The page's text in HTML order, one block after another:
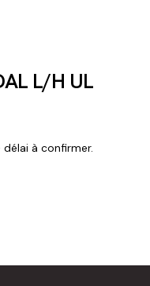
L/H UL
à confirmer.